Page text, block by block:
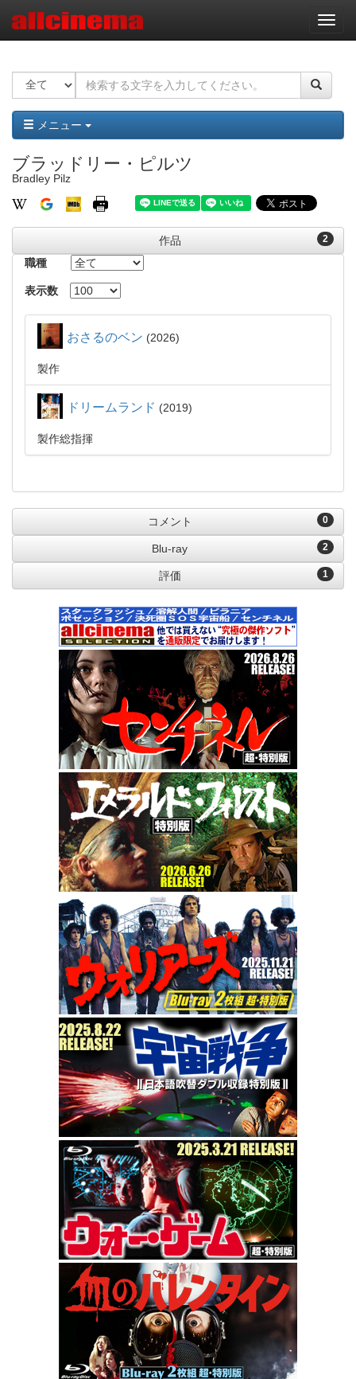
ナ
ビ
ー
ョ
ン
メニュー
ブラッドリー・ピルツ
Bradley Pilz
2
作品
職種
表示数
おさるのベン 2026
製作
ドリームランド 2019
製作総指揮
0
コメント
2
Blu-ray
1
評価